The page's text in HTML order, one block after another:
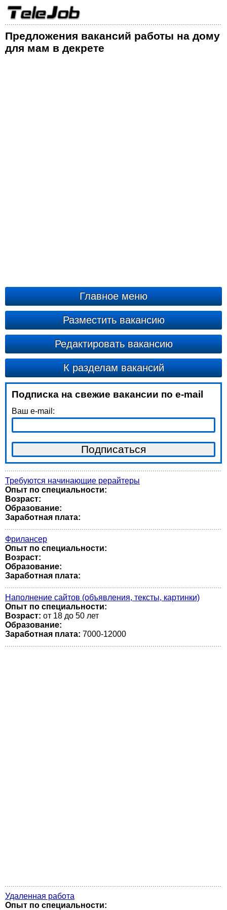
Предложения вакансий работы на дому
для мам в декрете
Главное меню
Разместить вакансию
Редактировать вакансию
К разделам вакансий
Подписка на свежие вакансии по e-mail
Ваш e-mail:
Требуются начинающие рерайтеры
Опыт по специальности:
Возраст:
Образование:
Заработная плата:
Фрилансер
Опыт по специальности:
Возраст:
Образование:
Заработная плата:
Наполнение сайтов (объявления, тексты, картинки)
Опыт по специальности:
Возраст: от 18 до 50 лет
Образование:
Заработная плата: 7000-12000
Удаленная работа
Опыт по специальности: